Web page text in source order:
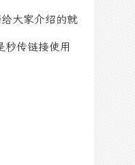
大家介绍的就
传链接使用